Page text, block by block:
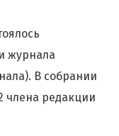
журнала
В собрании
члена редакции